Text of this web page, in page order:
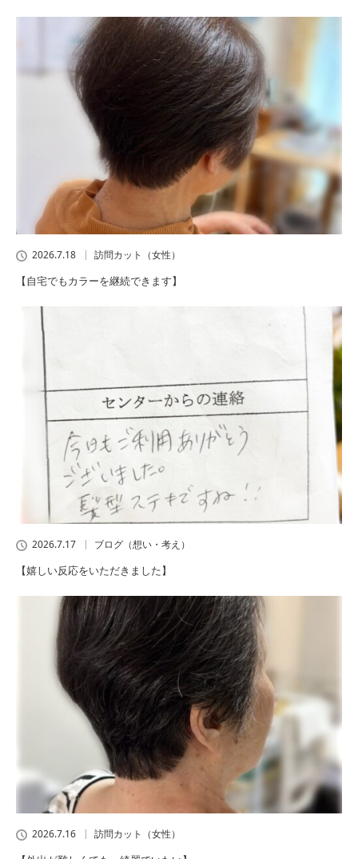
2026.7.18 訪問カット（女性）
【自宅でもカラーを継続できます】
2026.7.17 ブログ（想い・考え）
【嬉しい反応をいただきました】
2026.7.16 訪問カット（女性）